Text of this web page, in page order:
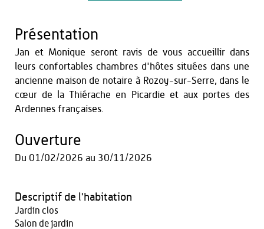
Présentation
Jan et Monique seront ravis de vous accueillir dans
leurs confortables chambres d'hôtes situées dans une
ancienne maison de notaire à Rozoy-sur-Serre, dans le
cœur de la Thiérache en Picardie et aux portes des
Ardennes françaises.
Ouverture
Du 01/02/2026 au 30/11/2026
Descriptif de l'habitation
Jardin clos
Salon de jardin